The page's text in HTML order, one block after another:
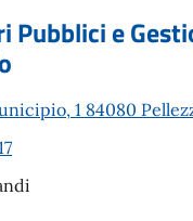
Pubblici e
1 84080